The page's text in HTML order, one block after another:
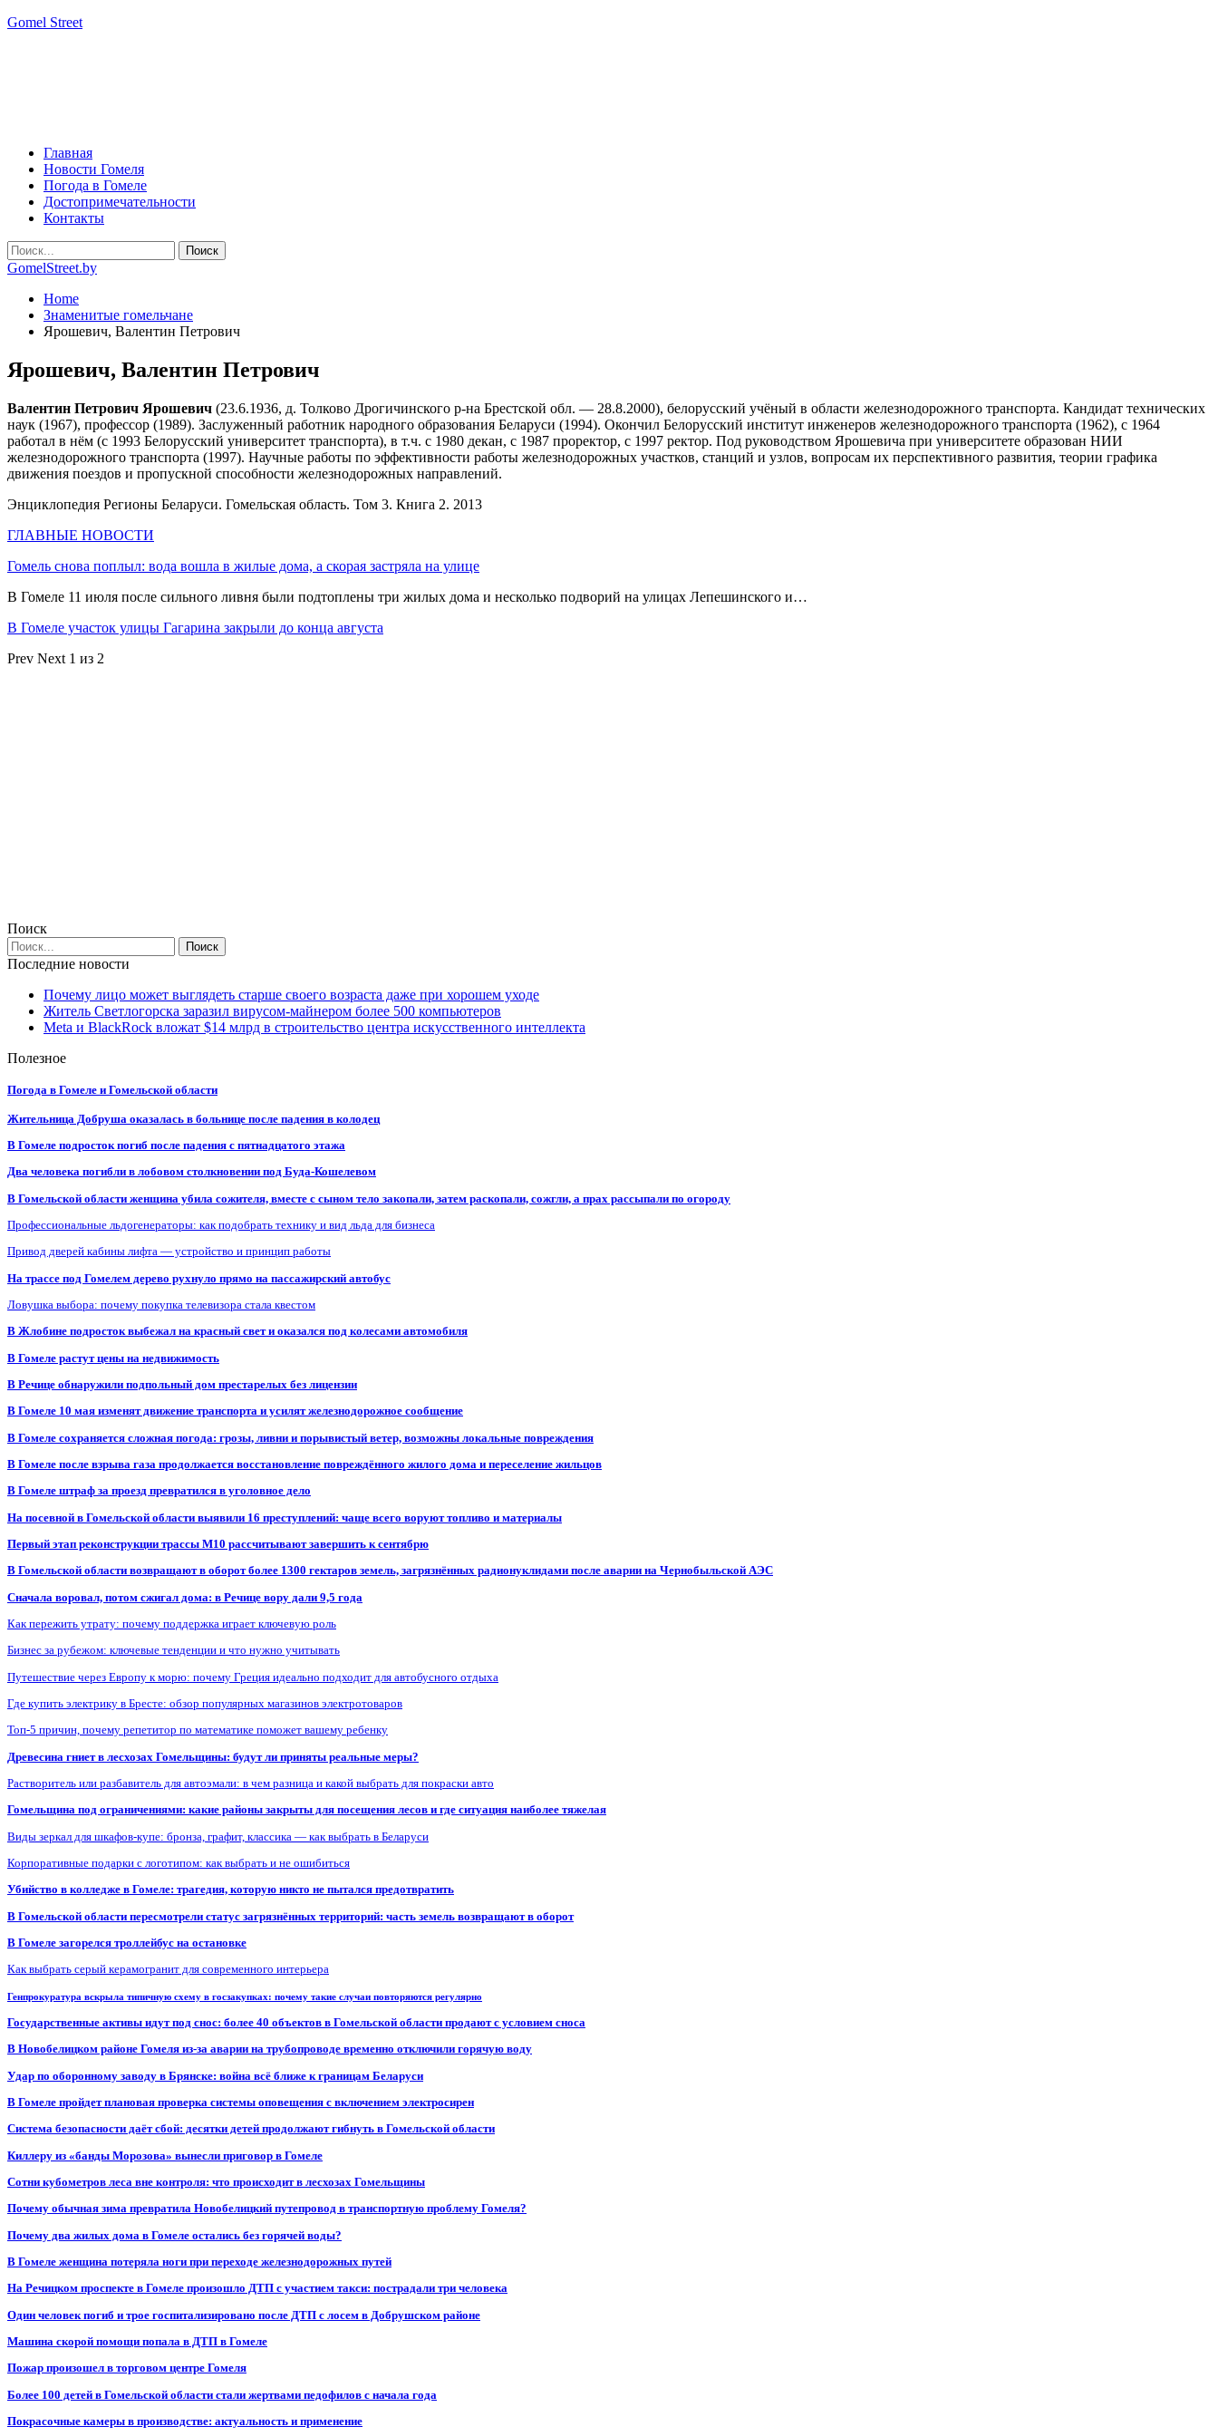
Gomel Street
Главная
Новости Гомеля
Погода в Гомеле
Достопримечательности
Контакты
GomelStreet.by
Home
Знаменитые гомельчане
Ярошевич, Валентин Петрович
Ярошевич, Валентин Петрович
Валентин Петрович Ярошевич (23.6.1936, д. Толково Дрогичинского р-на Брестской обл. — 28.8.2000), белорусский учёный в области железнодорожного транспорта. Кандидат технических
наук (1967), профессор (1989). Заслуженный работник народного образования Беларуси (1994). Окончил Белорусский институт инженеров железнодорожного транспорта (1962), с 1964
работал в нём (с 1993 Белорусский университет транспорта), в т.ч. с 1980 декан, с 1987 проректор, с 1997 ректор. Под руководством Ярошевича при университете образован НИИ
железнодорожного транспорта (1997). Научные работы по эффективности работы железнодорожных участков, станций и узлов, вопросам их перспективного развития, теории графика
движения поездов и пропускной способности железнодорожных направлений.
Энциклопедия Регионы Беларуси. Гомельская область. Том 3. Книга 2. 2013
ГЛАВНЫЕ НОВОСТИ
Гомель снова поплыл: вода вошла в жилые дома, а скорая застряла на улице
В Гомеле 11 июля после сильного ливня были подтоплены три жилых дома и несколько подворий на улицах Лепешинского и…
В Гомеле участок улицы Гагарина закрыли до конца августа
Prev Next 1 из 2
Поиск
Последние новости
Почему лицо может выглядеть старше своего возраста даже при хорошем уходе
Житель Светлогорска заразил вирусом-майнером более 500 компьютеров
Meta и BlackRock вложат $14 млрд в строительство центра искусственного интеллекта
Полезное
Погода в Гомеле и Гомельской области
Жительница Добруша оказалась в больнице после падения в колодец
В Гомеле подросток погиб после падения с пятнадцатого этажа
Два человека погибли в лобовом столкновении под Буда-Кошелевом
В Гомельской области женщина убила сожителя, вместе с сыном тело закопали, затем раскопали, сожгли, а прах рассыпали по огороду
Профессиональные льдогенераторы: как подобрать технику и вид льда для бизнеса
Привод дверей кабины лифта — устройство и принцип работы
На трассе под Гомелем дерево рухнуло прямо на пассажирский автобус
Ловушка выбора: почему покупка телевизора стала квестом
В Жлобине подросток выбежал на красный свет и оказался под колесами автомобиля
В Гомеле растут цены на недвижимость
В Речице обнаружили подпольный дом престарелых без лицензии
В Гомеле 10 мая изменят движение транспорта и усилят железнодорожное сообщение
В Гомеле сохраняется сложная погода: грозы, ливни и порывистый ветер, возможны локальные повреждения
В Гомеле после взрыва газа продолжается восстановление повреждённого жилого дома и переселение жильцов
В Гомеле штраф за проезд превратился в уголовное дело
На посевной в Гомельской области выявили 16 преступлений: чаще всего воруют топливо и материалы
Первый этап реконструкции трассы М10 рассчитывают завершить к сентябрю
В Гомельской области возвращают в оборот более 1300 гектаров земель, загрязнённых радионуклидами после аварии на Чернобыльской АЭС
Сначала воровал, потом сжигал дома: в Речице вору дали 9,5 года
Как пережить утрату: почему поддержка играет ключевую роль
Бизнес за рубежом: ключевые тенденции и что нужно учитывать
Путешествие через Европу к морю: почему Греция идеально подходит для автобусного отдыха
Где купить электрику в Бресте: обзор популярных магазинов электротоваров
Топ-5 причин, почему репетитор по математике поможет вашему ребенку
Древесина гниет в лесхозах Гомельщины: будут ли приняты реальные меры?
Растворитель или разбавитель для автоэмали: в чем разница и какой выбрать для покраски авто
Гомельщина под ограничениями: какие районы закрыты для посещения лесов и где ситуация наиболее тяжелая
Виды зеркал для шкафов-купе: бронза, графит, классика — как выбрать в Беларуси
Корпоративные подарки с логотипом: как выбрать и не ошибиться
Убийство в колледже в Гомеле: трагедия, которую никто не пытался предотвратить
В Гомельской области пересмотрели статус загрязнённых территорий: часть земель возвращают в оборот
В Гомеле загорелся троллейбус на остановке
Как выбрать серый керамогранит для современного интерьера
Генпрокуратура вскрыла типичную схему в госзакупках: почему такие случаи повторяются регулярно
Государственные активы идут под снос: более 40 объектов в Гомельской области продают с условием сноса
В Новобелицком районе Гомеля из-за аварии на трубопроводе временно отключили горячую воду
Удар по оборонному заводу в Брянске: война всё ближе к границам Беларуси
В Гомеле пройдет плановая проверка системы оповещения с включением электросирен
Система безопасности даёт сбой: десятки детей продолжают гибнуть в Гомельской области
Киллеру из «банды Морозова» вынесли приговор в Гомеле
Сотни кубометров леса вне контроля: что происходит в лесхозах Гомельщины
Почему обычная зима превратила Новобелицкий путепровод в транспортную проблему Гомеля?
Почему два жилых дома в Гомеле остались без горячей воды?
В Гомеле женщина потеряла ноги при переходе железнодорожных путей
На Речицком проспекте в Гомеле произошло ДТП с участием такси: пострадали три человека
Один человек погиб и трое госпитализировано после ДТП с лосем в Добрушском районе
Машина скорой помощи попала в ДТП в Гомеле
Пожар произошел в торговом центре Гомеля
Более 100 детей в Гомельской области стали жертвами педофилов с начала года
Покрасочные камеры в производстве: актуальность и применение